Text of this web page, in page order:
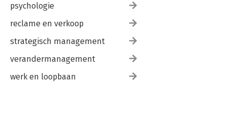
psychologie
reclame en verkoop
strategisch management
verandermanagement
werk en loopbaan